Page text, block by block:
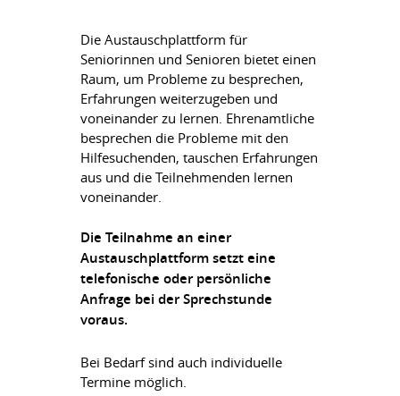
Die Austauschplattform für
Seniorinnen und Senioren bietet einen
Raum, um Probleme zu besprechen,
Erfahrungen weiterzugeben und
voneinander zu lernen. Ehrenamtliche
besprechen die Probleme mit den
Hilfesuchenden, tauschen Erfahrungen
aus und die Teilnehmenden lernen
voneinander.
Die Teilnahme an einer
Austauschplattform setzt eine
telefonische oder persönliche
Anfrage bei der Sprechstunde
voraus.
Bei Bedarf sind auch individuelle
Termine möglich.